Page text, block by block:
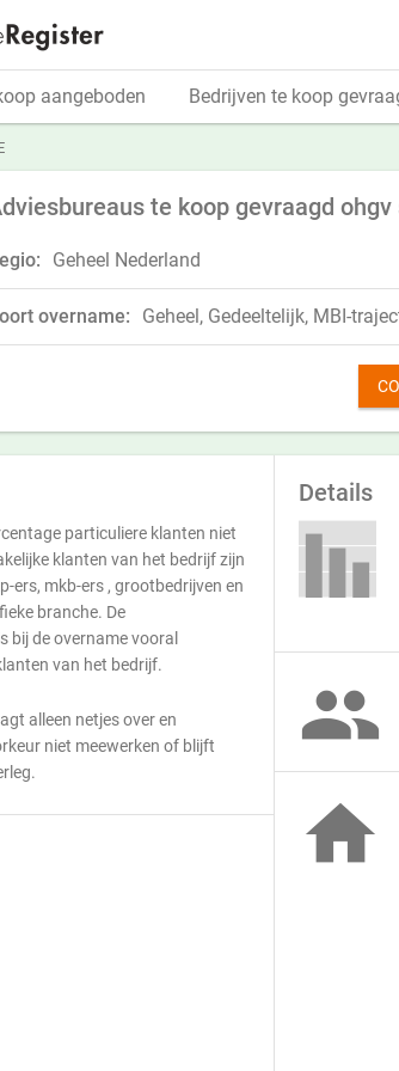
te koop gevraagd
Geheel Nederland
overname: Geheel, Gedeeltelijk, MBI-
particuliere klanten niet
klanten van het bedrijf zijn
ers, mkb-ers , grootbedrijven en
branche. De
bij de overname vooral
van het bedrijf.
alleen netjes over en
niet meewerken of blijft
Details


aangeboden Bedrijven te koop